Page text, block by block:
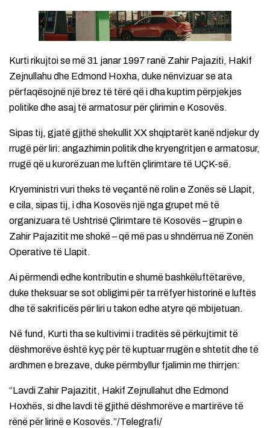
Kurti rikujtoi se më 31 janar 1997 ranë Zahir Pajaziti, Hakif
Zejnullahu dhe Edmond Hoxha, duke nënvizuar se ata
përfaqësojnë një brez të tërë që i dha kuptim përpjekjes
politike dhe asaj të armatosur për çlirimin e Kosovës.
Sipas tij, gjatë gjithë shekullit XX shqiptarët kanë ndjekur dy
rrugë për liri: angazhimin politik dhe kryengritjen e armatosur,
rrugë që u kurorëzuan me luftën çlirimtare të UÇK-së.
Kryeministri vuri theks të veçantë në rolin e Zonës së Llapit,
e cila, sipas tij, i dha Kosovës një nga grupet më të
organizuara të Ushtrisë Çlirimtare të Kosovës – grupin e
Zahir Pajazitit me shokë – që më pas u shndërrua në Zonën
Operative të Llapit.
Ai përmendi edhe kontributin e shumë bashkëluftëtarëve,
duke theksuar se sot obligimi për ta rrëfyer historinë e luftës
dhe të sakrificës për liri u takon edhe atyre që mbijetuan.
Në fund, Kurti tha se kultivimi i traditës së përkujtimit të
dëshmorëve është kyç për të kuptuar rrugën e shtetit dhe të
ardhmen e brezave, duke përmbyllur fjalimin me thirrjen:
“Lavdi Zahir Pajazitit, Hakif Zejnullahut dhe Edmond
Hoxhës, si dhe lavdi të gjithë dëshmorëve e martirëve të
rënë për lirinë e Kosovës.”/Telegrafi/